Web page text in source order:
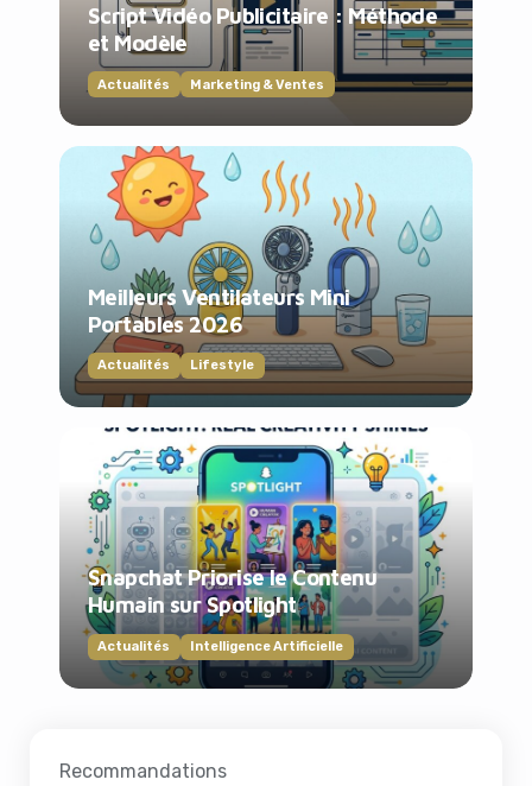
Script Vidéo Publicitaire : Méthode
et Modèle
Actualités Marketing & Ventes
Meilleurs Ventilateurs Mini
Portables 2026
Actualités Lifestyle
Snapchat Priorise le Contenu
Humain sur Spotlight
Actualités Intelligence Artificielle
Recommandations